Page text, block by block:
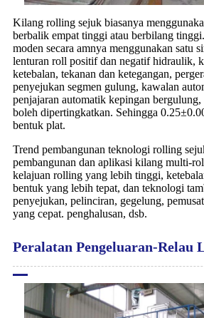
Kilang rolling sejuk biasanya
berbalik empat tinggi atau berbilang
moden secara amnya menggunakan satu
lenturan roll positif dan negatif hidraulik,
ketebalan, tekanan dan ketegangan,
penyejukan segmen gulung, kawalan
penjajaran automatik kepingan
boleh dipertingkatkan. Sehingga
bentuk plat.
Trend pembangunan teknologi rolling
pembangunan dan aplikasi kilang multi-
kelajuan rolling yang lebih tinggi,
bentuk yang lebih tepat, dan teknologi
penyejukan, pelinciran, gegelung,
yang cepat. penghalusan, dsb.
Peralatan Pengeluaran-Relau